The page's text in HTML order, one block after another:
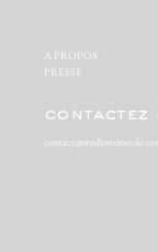
A PROPOS‬
PRESSE‬
contactez